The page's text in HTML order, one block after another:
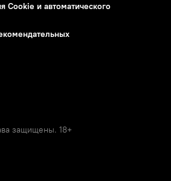
Cookie и автоматического
защищены. 18+